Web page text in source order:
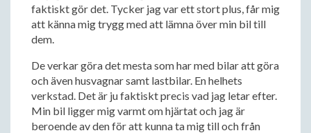
faktiskt gör det. Tycker jag var ett stort plus, får mig
att känna mig trygg med att lämna över min bil till
dem.
De verkar göra det mesta som har med bilar att göra
och även husvagnar samt lastbilar. En helhets
verkstad. Det är ju faktiskt precis vad jag letar efter.
Min bil ligger mig varmt om hjärtat och jag är
beroende av den för att kunna ta mig till och från